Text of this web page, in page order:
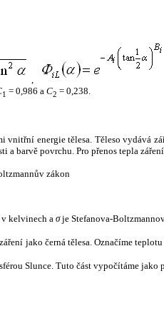
,
1 = 0,986 a C2 = 0,238.
vnitřní energie tělesa. Těleso vydává
a barvě povrchu. Pro přenos tepla
zákon
kelvinech a σje Stefanova-
jako černá tělesa. Označíme
Slunce. Tuto část vypočítáme